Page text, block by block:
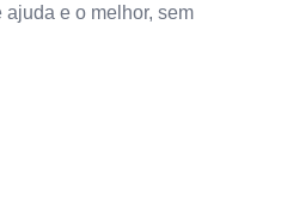
ajuda e o melhor, sem